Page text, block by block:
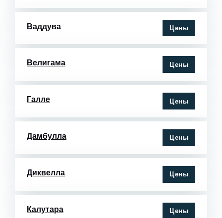
Ваддува Цены
Велигама Цены
Галле Цены
Дамбулла Цены
Диквелла Цены
Калутара Цены